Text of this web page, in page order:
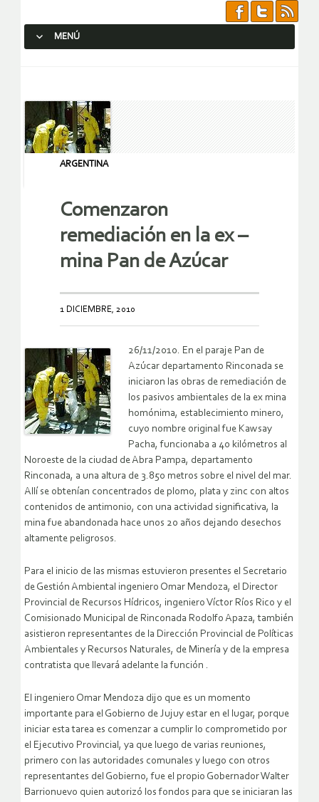
MENÚ
ARGENTINA
Comenzaron
remediación en la ex –
mina Pan de Azúcar
1 DICIEMBRE, 2010
26/11/2010. En el paraje Pan de
Azúcar departamento Rinconada se
iniciaron las obras de remediación de
los pasivos ambientales de la ex mina
homónima, establecimiento minero,
cuyo nombre original fue Kawsay
Pacha, funcionaba a 40 kilómetros al
Noroeste de la ciudad de Abra Pampa, departamento
Rinconada, a una altura de 3.850 metros sobre el nivel del mar.
Allí se obtenían concentrados de plomo, plata y zinc con altos
contenidos de antimonio, con una actividad significativa, la
mina fue abandonada hace unos 20 años dejando desechos
altamente peligrosos.
Para el inicio de las mismas estuvieron presentes el Secretario
de Gestión Ambiental ingeniero Omar Mendoza, el Director
Provincial de Recursos Hídricos, ingeniero Víctor Ríos Rico y el
Comisionado Municipal de Rinconada Rodolfo Apaza, también
asistieron representantes de la Dirección Provincial de Políticas
Ambientales y Recursos Naturales, de Minería y de la empresa
contratista que llevará adelante la función .
El ingeniero Omar Mendoza dijo que es un momento
importante para el Gobierno de Jujuy estar en el lugar, porque
iniciar esta tarea es comenzar a cumplir lo comprometido por
el Ejecutivo Provincial, ya que luego de varias reuniones,
primero con las autoridades comunales y luego con otros
representantes del Gobierno, fue el propio Gobernador Walter
Barrionuevo quien autorizó los fondos para que se iniciaran las